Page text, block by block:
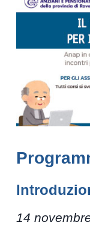
14